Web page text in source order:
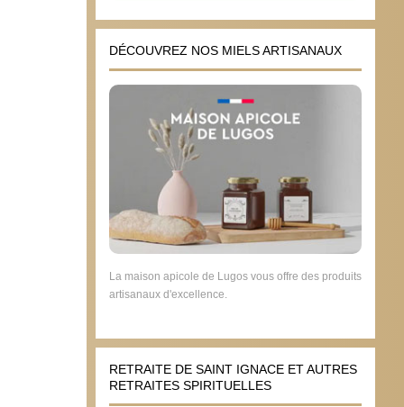
DÉCOUVREZ NOS MIELS ARTISANAUX
La maison apicole de Lugos vous offre des produits
artisanaux d'excellence.
RETRAITE DE SAINT IGNACE ET AUTRES
RETRAITES SPIRITUELLES